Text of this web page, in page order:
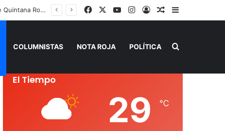
Playa del Carmen tendrá el primer Centro Comunitario “México Imparable” de Quintana Roo: Mara Lezama FacebookYouTubeInstagram
AccesoPublicación al
Barra lateral
COLUMNISTAS NOTA ROJA POLÍTICA Buscar por
El Tiempo
29 ℃